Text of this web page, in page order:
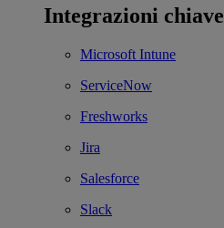
Integrazioni chiave
Microsoft Intune
ServiceNow
Freshworks
Jira
Salesforce
Slack